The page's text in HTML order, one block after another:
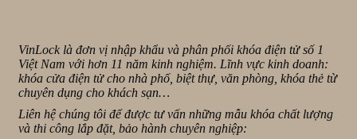
VinLock là đơn vị nhập khẩu và phân phối khóa điện tử số 1
Việt Nam với hơn 11 năm kinh nghiệm. Lĩnh vực kinh doanh:
khóa cửa điện tử cho nhà phố, biệt thự, văn phòng, khóa thẻ từ
chuyên dụng cho khách sạn…
Liên hệ chúng tôi để được tư vấn những mẫu khóa chất lượng
và thi công lắp đặt, bảo hành chuyên nghiệp: